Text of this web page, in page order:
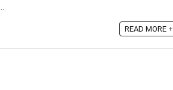
READ MORE +